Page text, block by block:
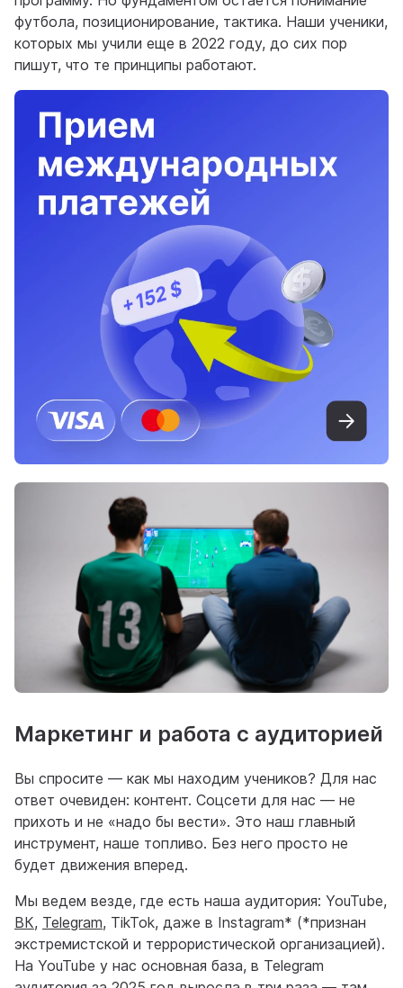
футбола, позиционирование, тактика. Наши ученики,
которых мы учили еще в 2022 году, до сих пор
пишут, что те принципы работают.
Маркетинг и работа с аудиторией
Вы спросите — как мы находим учеников? Для нас
ответ очевиден: контент. Соцсети для нас — не
прихоть и не «надо бы вести». Это наш главный
инструмент, наше топливо. Без него просто не
будет движения вперед.
Мы ведем везде, где есть наша аудитория: YouTube,
ВК, Telegram, TikTok, даже в Instagram* (*признан
экстремистской и террористической организацией).
На YouTube у нас основная база, в Telegram